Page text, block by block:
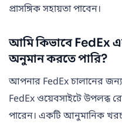
প্রাসঙ্গিক সহায়তা পাবেন।
আমি কিভাবে FedEx
অনুমান করতে পারি?
আপনার FedEx চালানের
FedEx ওয়েবসাইটে উপলব্ধ
পারেন। একটি আনুমানিক